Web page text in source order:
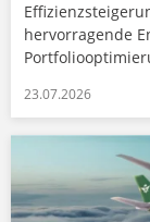
hervorragende
23.07.2026